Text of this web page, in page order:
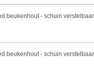
beukenhout - schuin
beukenhout - schuin